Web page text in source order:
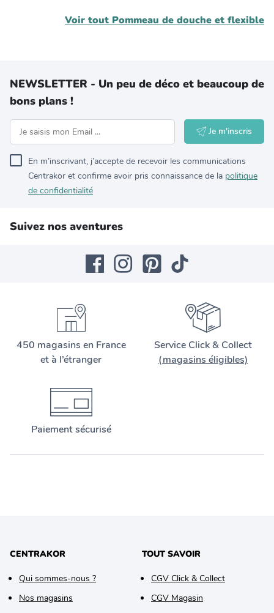
Voir tout Pommeau de douche et flexible
NEWSLETTER - Un peu de déco et beaucoup de
bons plans !
Je m'inscris
En m’inscrivant, j’accepte de recevoir les communications
Centrakor et confirme avoir pris connaissance de la politique
de confidentialité
Suivez nos aventures
450 magasins en France
et à l’étranger
Service Click & Collect
(magasins éligibles)
Paiement sécurisé
CENTRAKOR
Qui sommes-nous ?
Nos magasins
TOUT SAVOIR
CGV Click & Collect
CGV Magasin